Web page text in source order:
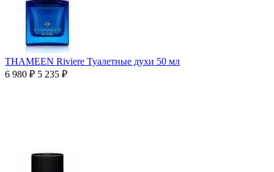
THAMEEN Riviere Туалетные духи 50 мл
6 980 ₽ 5 235 ₽